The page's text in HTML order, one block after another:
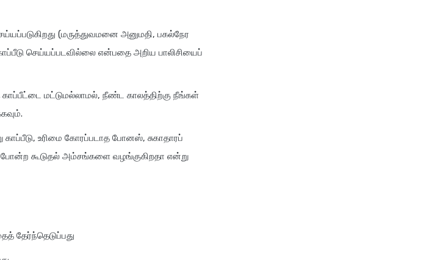
(மருத்துவமனை அனுமதி, பகல்நேர
செய்யப்படவில்லை என்பதை அறிய பாலிசியைப்
மட்டுமல்லாமல், நீண்ட காலத்திற்கு நீங்கள்
காப்பீடு, உரிமை கோரப்படாத போனஸ், சுகாதாரப்
கூடுதல் அம்சங்களை வழங்குகிறதா என்று
தேர்ந்தெடுப்பது